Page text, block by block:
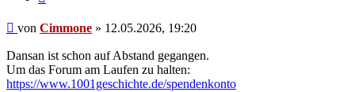
Beitrag
von Cimmone » 12.05.2026, 19:20
Dansan ist schon auf Abstand gegangen.
Um das Forum am Laufen zu halten:
https://www.1001geschichte.de/spendenkonto